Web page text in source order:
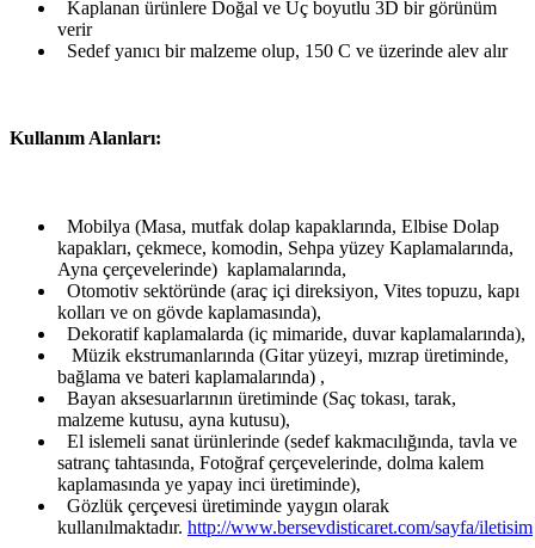
Kaplanan ürünlere Doğal ve Uç boyutlu 3D bir görünüm
verir
Sedef yanıcı bir malzeme olup, 150 C ve üzerinde alev alır
Kullanım Alanları:
Mobilya (Masa, mutfak dolap kapaklarında, Elbise Dolap
kapakları, çekmece, komodin, Sehpa yüzey Kaplamalarında,
Ayna çerçevelerinde) kaplamalarında,
Otomotiv sektöründe (araç içi direksiyon, Vites topuzu, kapı
kolları ve on gövde kaplamasında),
Dekoratif kaplamalarda (iç mimaride, duvar kaplamalarında),
Müzik ekstrumanlarında (Gitar yüzeyi, mızrap üretiminde,
bağlama ve bateri kaplamalarında) ,
Bayan aksesuarlarının üretiminde (Saç tokası, tarak,
malzeme kutusu, ayna kutusu),
El islemeli sanat ürünlerinde (sedef kakmacılığında, tavla ve
satranç tahtasında, Fotoğraf çerçevelerinde, dolma kalem
kaplamasında ye yapay inci üretiminde),
Gözlük çerçevesi üretiminde yaygın olarak
kullanılmaktadır. http://www.bersevdisticaret.com/sayfa/iletisim